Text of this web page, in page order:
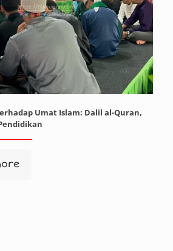
Umat Islam: Dalil al-Quran,